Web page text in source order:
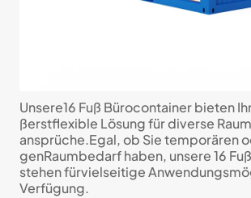
Unsere16 Fuß Büro­con­tainer bieten
ßerstflexi­ble Lösung für di­ver­se
ansprüche.Egal, ob Sie tem­po­rä­ren
genRaum­be­darf haben, unsere 16
stehen fürviel­sei­tige
Ver­fügung.